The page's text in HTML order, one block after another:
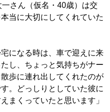
さん（仮名・40歳）は交
当に大切にしてくれていた
宅になる時は、車で迎えに来
し、ちょっと気持ちがナー
歩に連れ出してくれたのが
。どっしりとしていた彼に
まくっていたと思います」